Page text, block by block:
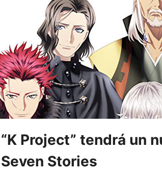
“K Project” tendrá un
Seven Stories